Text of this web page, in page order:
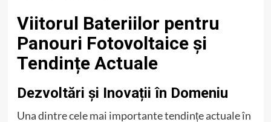
Viitorul Bateriilor pentru
Panouri Fotovoltaice și
Tendințe Actuale
Dezvoltări și Inovații în Domeniu
Una dintre cele mai importante tendințe actuale în